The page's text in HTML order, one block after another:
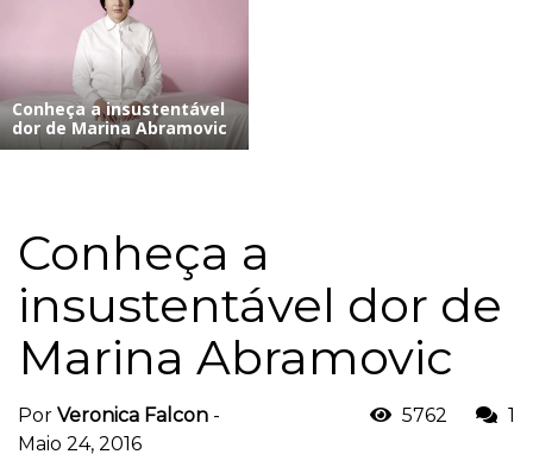
Conheça a insustentável
dor de Marina Abramovic
Conheça a
insustentável dor de
Marina Abramovic
Por Veronica Falcon -
Maio 24, 2016
5762 1